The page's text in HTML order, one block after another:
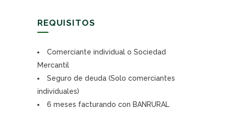
REQUISITOS
Comerciante individual o Sociedad
Mercantil
Seguro de deuda (Solo comerciantes
individuales)
6 meses facturando con BANRURAL